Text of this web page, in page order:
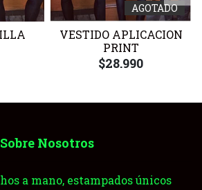
AGOTADO
VESTIDO APLICACION
PRINT
$28.990
Sobre Nosotros
a mano, estampados únicos